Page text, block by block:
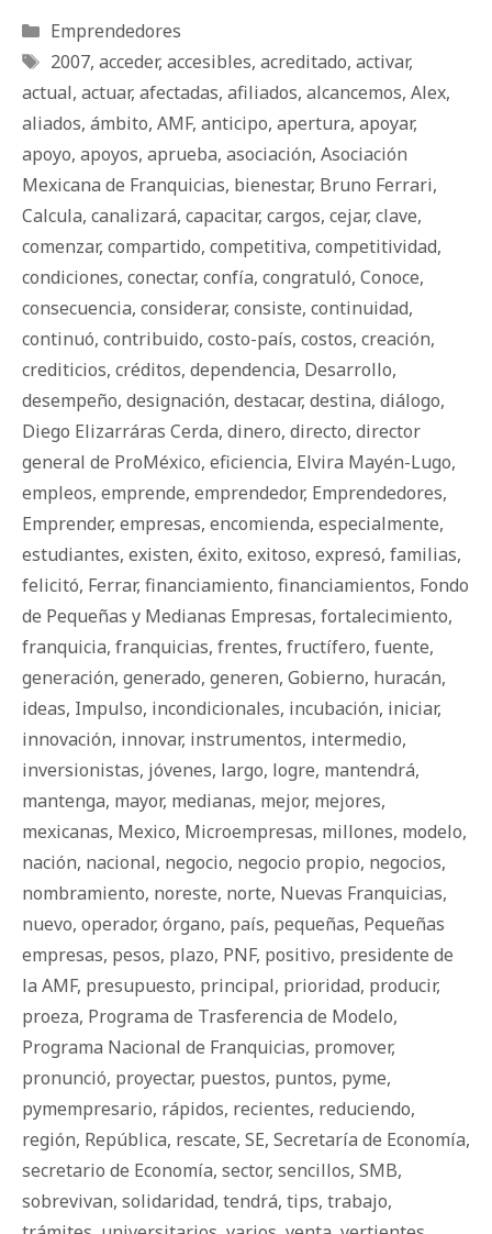
Categorías
Emprendedores
Etiquetas
2007, acceder, accesibles, acreditado, activar,
actual, actuar, afectadas, afiliados, alcancemos, Alex,
aliados, ámbito, AMF, anticipo, apertura, apoyar,
apoyo, apoyos, aprueba, asociación, Asociación
Mexicana de Franquicias, bienestar, Bruno Ferrari,
Calcula, canalizará, capacitar, cargos, cejar, clave,
comenzar, compartido, competitiva, competitividad,
condiciones, conectar, confía, congratuló, Conoce,
consecuencia, considerar, consiste, continuidad,
continuó, contribuido, costo-país, costos, creación,
crediticios, créditos, dependencia, Desarrollo,
desempeño, designación, destacar, destina, diálogo,
Diego Elizarráras Cerda, dinero, directo, director
general de ProMéxico, eficiencia, Elvira Mayén-Lugo,
empleos, emprende, emprendedor, Emprendedores,
Emprender, empresas, encomienda, especialmente,
estudiantes, existen, éxito, exitoso, expresó, familias,
felicitó, Ferrar, financiamiento, financiamientos, Fondo
de Pequeñas y Medianas Empresas, fortalecimiento,
franquicia, franquicias, frentes, fructífero, fuente,
generación, generado, generen, Gobierno, huracán,
ideas, Impulso, incondicionales, incubación, iniciar,
innovación, innovar, instrumentos, intermedio,
inversionistas, jóvenes, largo, logre, mantendrá,
mantenga, mayor, medianas, mejor, mejores,
mexicanas, Mexico, Microempresas, millones, modelo,
nación, nacional, negocio, negocio propio, negocios,
nombramiento, noreste, norte, Nuevas Franquicias,
nuevo, operador, órgano, país, pequeñas, Pequeñas
empresas, pesos, plazo, PNF, positivo, presidente de
la AMF, presupuesto, principal, prioridad, producir,
proeza, Programa de Trasferencia de Modelo,
Programa Nacional de Franquicias, promover,
pronunció, proyectar, puestos, puntos, pyme,
pymempresario, rápidos, recientes, reduciendo,
región, República, rescate, SE, Secretaría de Economía,
secretario de Economía, sector, sencillos, SMB,
sobrevivan, solidaridad, tendrá, tips, trabajo,